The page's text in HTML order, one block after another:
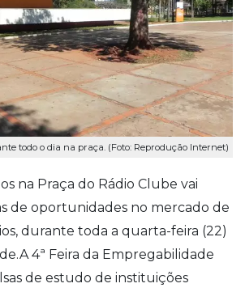
todo o dia na praça. (Foto: Reprodução Internet)
na Praça do Rádio Clube vai
de oportunidades no mercado de
durante toda a quarta-feira (22)
A 4ª Feira da Empregabilidade
de estudo de instituições